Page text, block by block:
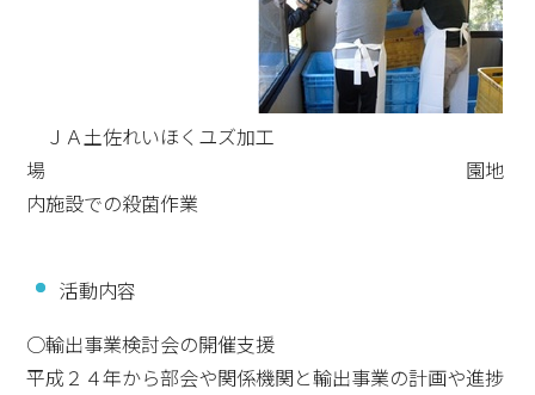
ＪＡ土佐れいほくユズ加工
場 園地
内施設での殺菌作業
活動内容
○輸出事業検討会の開催支援
平成２４年から部会や関係機関と輸出事業の計画や進捗